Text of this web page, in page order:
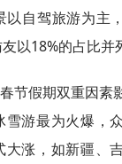
以自驾旅游为主
以18%的占比并
节假期双重因素
雪游最为火爆，
大涨，如新疆、